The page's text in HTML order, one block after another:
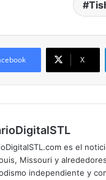
X
es el
Missouri y
independiente y